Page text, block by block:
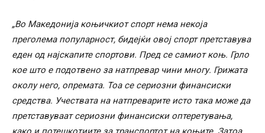
„Во Македонија коњичкиот спорт нема некоја
преголема популарност, бидејќи овој спорт претставува
еден од најскапите спортови. Пред се самиот коњ. Грло
кое што е подотвено за натпревар чини многу. Грижата
околу него, опремата. Тоа се сериозни финансиски
средства. Учествата на натпреварите исто така може да
претставуваат сериозни финансиски оптеретувања,